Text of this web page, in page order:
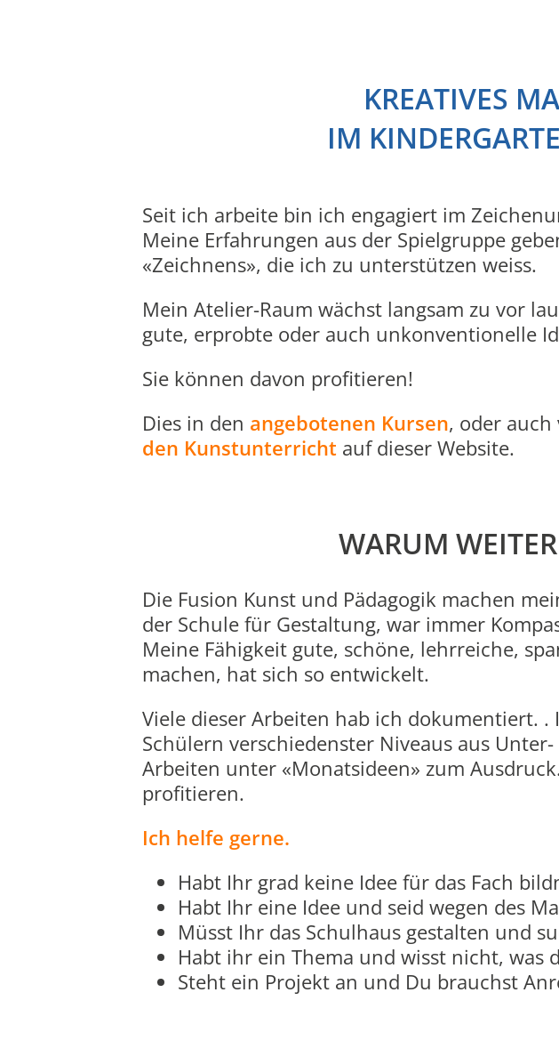
KREATIVES
IM
Seit ich arbeite bin ich engagiert im
Meine Erfahrungen aus der Spielgruppe
«Zeichnens», die ich zu unterstützen weiss.
Mein Atelier-Raum wächst langsam zu vor
gute, erprobte oder auch unkonventionelle
Sie können davon profitieren!
Dies in den angebotenen Kursen, oder auch
den Kunstunterricht auf dieser Website.
WARUM
Die Fusion Kunst und Pädagogik machen
der Schule für Gestaltung, war immer
Meine Fähigkeit gute, schöne, lehrreiche,
machen, hat sich so entwickelt.
Viele dieser Arbeiten hab ich dokumentiert.
Schülern verschiedenster Niveaus aus
Arbeiten unter «Monatsideen» zum
profitieren.
Ich helfe gerne.
Habt Ihr grad keine Idee für das Fach
Habt Ihr eine Idee und seid wegen des
Müsst Ihr das Schulhaus gestalten und
Habt ihr ein Thema und wisst nicht, was
Steht ein Projekt an und Du brauchst